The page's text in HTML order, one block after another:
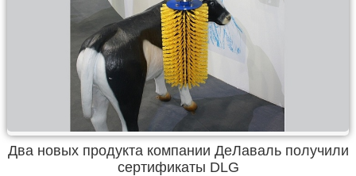
Два новых продукта компании ДеЛаваль получили
сертификаты DLG